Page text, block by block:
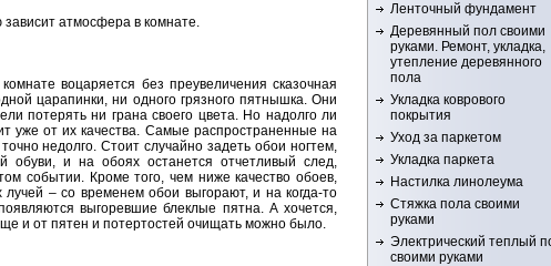
атмосфера в комнате.
воцаряется без преувеличения сказочная
царапинки, ни одного грязного пятнышка. Они
потерять ни грана своего цвета. Но надолго ли
уже от их качества. Самые распространенные на
недолго. Стоит случайно задеть обои ногтем,
обуви, и на обоях останется отчетливый след,
событии. Кроме того, чем ниже качество обоев,
– со временем обои выгорают, и на когда-то
выгоревшие блеклые пятна. А хочется,
и от пятен и потертостей очищать можно было.
Ленточный фундамент
Деревянный пол своими
руками. Ремонт, укладка,
утепление деревянного
пола
Укладка коврового
покрытия
Уход за паркетом
Укладка паркета
Настилка линолеума
Стяжка пола своими
руками
Электрический теплый
своими руками